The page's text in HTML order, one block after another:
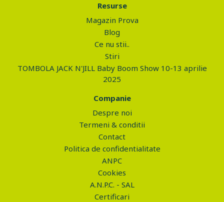
Resurse
Magazin Prova
Blog
Ce nu stii..
Stiri
TOMBOLA JACK N'JILL Baby Boom Show 10-13 aprilie
2025
Companie
Despre noi
Termeni & conditii
Contact
Politica de confidentialitate
ANPC
Cookies
A.N.P.C. - SAL
Certificari